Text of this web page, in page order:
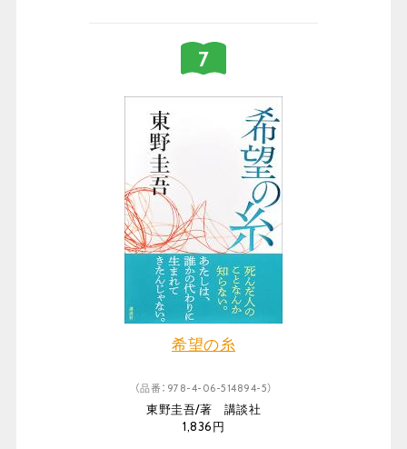
希望の糸
（品番：978-4-06-514894-5）
東野圭吾/著 講談社
1,836円